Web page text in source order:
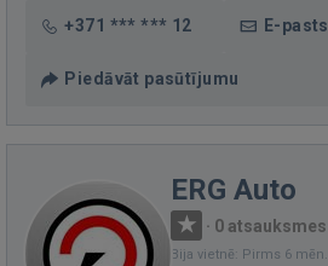
+371 *** *** 12 E-pasts
Piedāvāt pasūtījumu
ERG Auto
· 0 atsauksmes
Bija vietnē: Pirms 6 mēn.